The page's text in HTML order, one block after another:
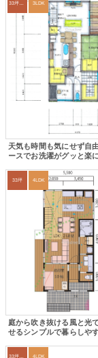
33坪～36坪 3LDK
天気も時間も気にせず自
ースでお洗濯がグッと楽
33坪 4LDK
庭から吹き抜ける風と光
せるシンプルで暮らしや
4LDK